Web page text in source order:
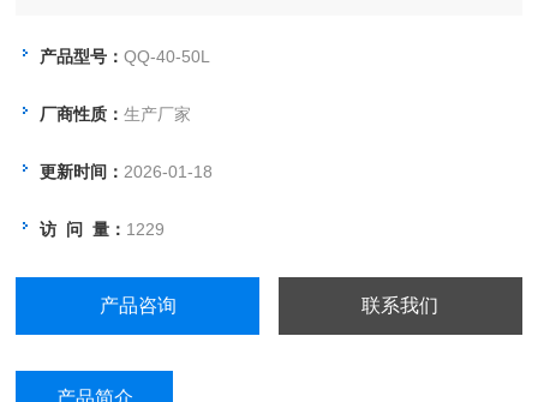
低。通过采用风扇和自然对流两种散热
大大加强。性能稳定，运行可靠，经济
实用，以较强的性价比优势逐渐赢得了
制品、化学试剂、血浆、疫苗、菌种、
生物样本等低温保存。
产品型号：QQ-40-50L
厂商性质：生产厂家
更新时间：2026-01-18
访 问 量： 1229
产品咨询 联系我们